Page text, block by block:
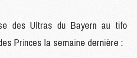
des Ultras du Bayern au tifo
Princes la semaine dernière :